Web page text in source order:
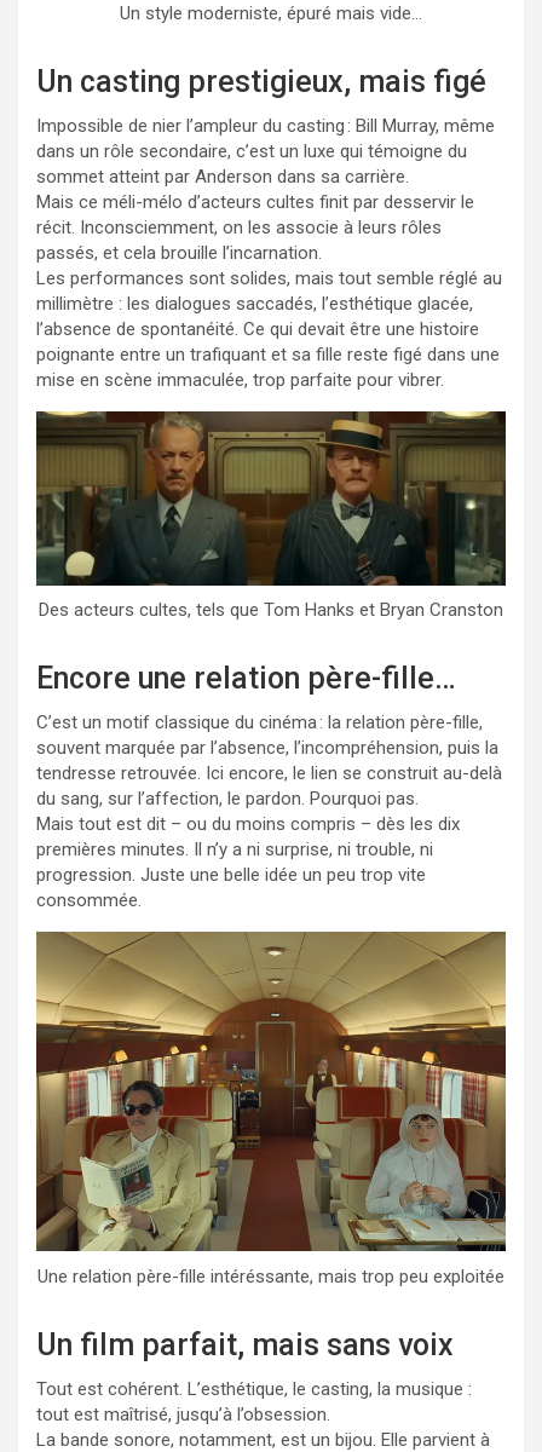
Un style moderniste, épuré mais vide…
Un casting prestigieux, mais figé
Impossible de nier l’ampleur du casting : Bill Murray, même
dans un rôle secondaire, c’est un luxe qui témoigne du
sommet atteint par Anderson dans sa carrière.
Mais ce méli-mélo d’acteurs cultes finit par desservir le
récit. Inconsciemment, on les associe à leurs rôles
passés, et cela brouille l’incarnation.
Les performances sont solides, mais tout semble réglé au
millimètre : les dialogues saccadés, l’esthétique glacée,
l’absence de spontanéité. Ce qui devait être une histoire
poignante entre un trafiquant et sa fille reste figé dans une
mise en scène immaculée, trop parfaite pour vibrer.
Des acteurs cultes, tels que Tom Hanks et Bryan Cranston
Encore une relation père-fille…
C’est un motif classique du cinéma : la relation père-fille,
souvent marquée par l’absence, l’incompréhension, puis la
tendresse retrouvée. Ici encore, le lien se construit au-delà
du sang, sur l’affection, le pardon. Pourquoi pas.
Mais tout est dit – ou du moins compris – dès les dix
premières minutes. Il n’y a ni surprise, ni trouble, ni
progression. Juste une belle idée un peu trop vite
consommée.
Une relation père-fille intéréssante, mais trop peu exploitée
Un film parfait, mais sans voix
Tout est cohérent. L’esthétique, le casting, la musique :
tout est maîtrisé, jusqu’à l’obsession.
La bande sonore, notamment, est un bijou. Elle parvient à